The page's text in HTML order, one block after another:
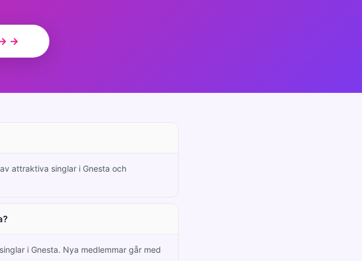
→
attraktiva singlar i Gnesta och
i Gnesta. Nya medlemmar går med